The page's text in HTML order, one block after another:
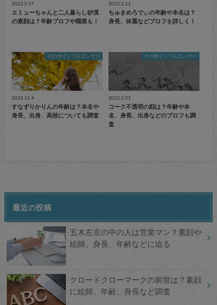
2022.5.17
エミューちゃんと二人暮らし砂漠
の素顔は？年齢プロフや職業も！
2022.2.11
ちゅきめろでぃの年齢や本名は？
身長、体重などプロフを詳しく！
その他インフルエンサー
2022.11.4
すなずりかりんの年齢は？本名や
身長、出身、高校についても調査
その他インフルエンサー
2022.3.31
コーク不透明の顔は？年齢や本
名、身長、出身などのプロフも調
査
最近の投稿
五木左京の中の人は営業マン？素顔や
絵師、身長、年齢などに迫る
クロードクローマークの前世は？素顔
に絵師、年齢、身長など調査